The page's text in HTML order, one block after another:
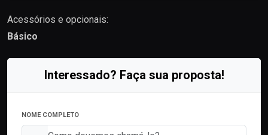
Acessórios e opcionais:
Básico
Interessado? Faça sua proposta!
NOME COMPLETO